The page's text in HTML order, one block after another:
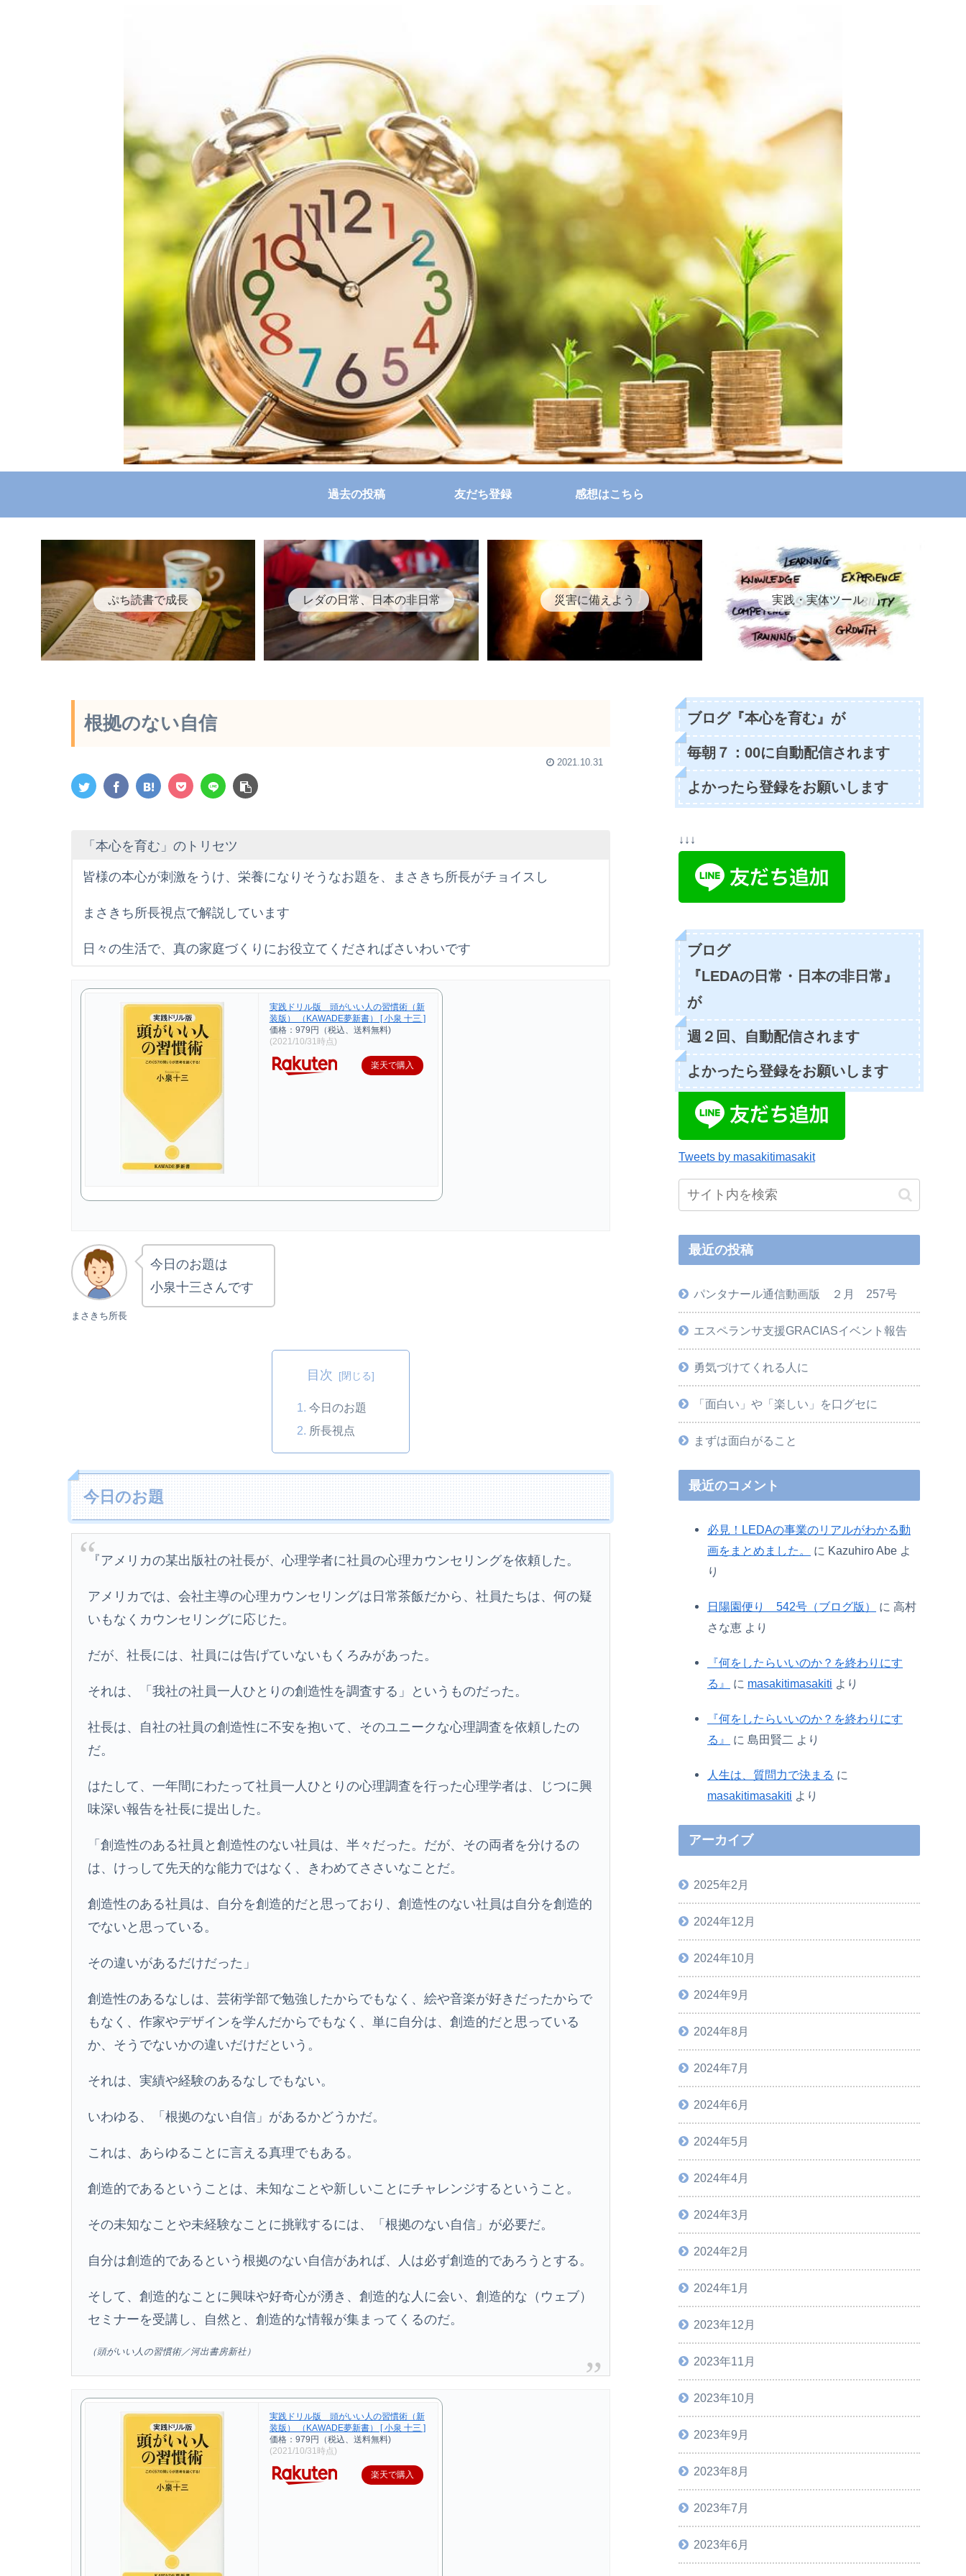
過去の投稿 友だち登録 感想はこちら
ぷち読書で成長 レダの日常、日本の非日常 災害に備えよう 実践・実体ツール
根拠のない自信
2021.10.31
「本心を育む」のトリセツ
皆様の本心が刺激をうけ、栄養になりそうなお題を、まさきち所長がチョイスし
まさきち所長視点で解説しています
日々の生活で、真の家庭づくりにお役立てくださればさいわいです
実践ドリル版 頭がいい人の習慣術（新
装版） （KAWADE夢新書） [ 小泉 十三 ]
価格：979円（税込、送料無料)
(2021/10/31時点)
楽天で購入
まさきち所長
今日のお題は
小泉十三さんです
目次
今日のお題
所長視点
今日のお題
『アメリカの某出版社の社長が、心理学者に社員の心理カウンセリングを依頼した。
アメリカでは、会社主導の心理カウンセリングは日常茶飯だから、社員たちは、何の疑
いもなくカウンセリングに応じた。
だが、社長には、社員には告げていないもくろみがあった。
それは、「我社の社員一人ひとりの創造性を調査する」というものだった。
社長は、自社の社員の創造性に不安を抱いて、そのユニークな心理調査を依頼したの
だ。
はたして、一年間にわたって社員一人ひとりの心理調査を行った心理学者は、じつに興
味深い報告を社長に提出した。
「創造性のある社員と創造性のない社員は、半々だった。だが、その両者を分けるの
は、けっして先天的な能力ではなく、きわめてささいなことだ。
創造性のある社員は、自分を創造的だと思っており、創造性のない社員は自分を創造的
でないと思っている。
その違いがあるだけだった」
創造性のあるなしは、芸術学部で勉強したからでもなく、絵や音楽が好きだったからで
もなく、作家やデザインを学んだからでもなく、単に自分は、創造的だと思っている
か、そうでないかの違いだけだという。
それは、実績や経験のあるなしでもない。
いわゆる、「根拠のない自信」があるかどうかだ。
これは、あらゆることに言える真理でもある。
創造的であるということは、未知なことや新しいことにチャレンジするということ。
その未知なことや未経験なことに挑戦するには、「根拠のない自信」が必要だ。
自分は創造的であるという根拠のない自信があれば、人は必ず創造的であろうとする。
そして、創造的なことに興味や好奇心が湧き、創造的な人に会い、創造的な（ウェブ）
セミナーを受講し、自然と、創造的な情報が集まってくるのだ。
（頭がいい人の習慣術／河出書房新社）
実践ドリル版 頭がいい人の習慣術（新
装版） （KAWADE夢新書） [ 小泉 十三 ]
価格：979円（税込、送料無料)
(2021/10/31時点)
楽天で購入
ブログ『本心を育む』が
毎朝７：00に自動配信されます
よかったら登録をお願いします
↓↓↓
ブログ
『LEDAの日常・日本の非日常』
が
週２回、自動配信されます
よかったら登録をお願いします
Tweets by masakitimasakit
最近の投稿
パンタナール通信動画版 ２月 257号
エスペランサ支援GRACIASイベント報告
勇気づけてくれる人に
「面白い」や「楽しい」を口グセに
まずは面白がること
最近のコメント
必見！LEDAの事業のリアルがわかる動
画をまとめました。
に Kazuhiro Abe よ
り
日陽園便り 542号（ブログ版） に 高村
さな恵 より
『何をしたらいいのか？を終わりにす
る』
に masakitimasakiti より
『何をしたらいいのか？を終わりにす
る』
に 島田賢二 より
人生は、質問力で決まる に
masakitimasakiti より
アーカイブ
2025年2月
2024年12月
2024年10月
2024年9月
2024年8月
2024年7月
2024年6月
2024年5月
2024年4月
2024年3月
2024年2月
2024年1月
2023年12月
2023年11月
2023年10月
2023年9月
2023年8月
2023年7月
2023年6月